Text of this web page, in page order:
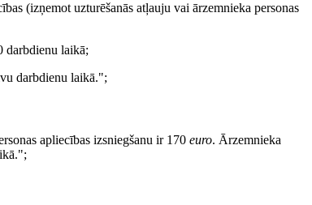
(izņemot uzturēšanās atļauju vai ārzemnieka personas
darbdienu laikā;
darbdienu laikā.";
apliecības izsniegšanu ir 170 euro. Ārzemnieka